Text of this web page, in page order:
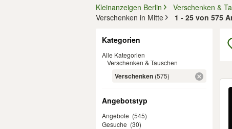
Kleinanzeigen Berlin
Verschenken &
Verschenken in Mitte
1 - 25 von 575
Kategorien
Alle Kategorien
Verschenken & Tauschen
Verschenken (575)
Angebotstyp
Angebote (545)
Gesuche (30)